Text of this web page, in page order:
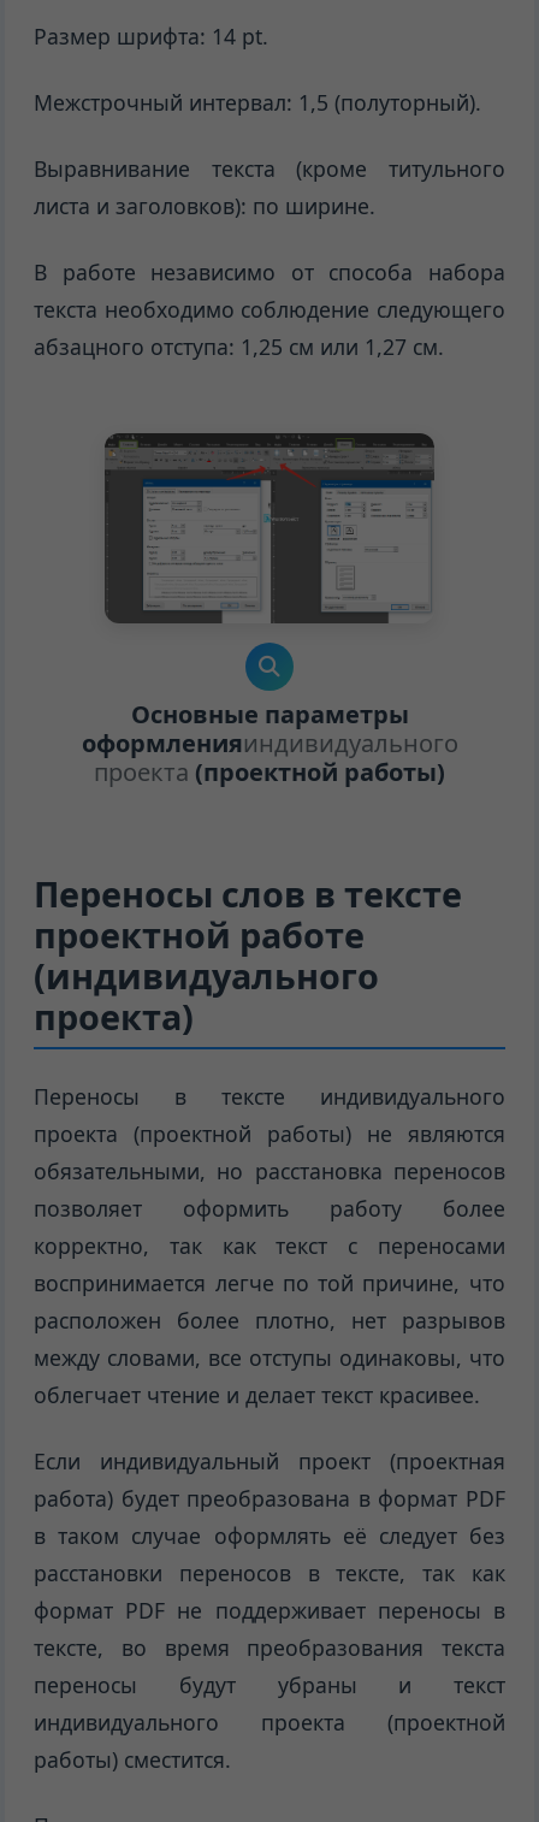
Размер шрифта: 14 pt.
Межстрочный интервал: 1,5 (полуторный).
Выравнивание текста (кроме титульного
листа и заголовков): по ширине.
В работе независимо от способа набора
текста необходимо соблюдение следующего
абзацного отступа: 1,25 см или 1,27 см.
Основные параметры
оформленияиндивидуального
проекта (проектной работы)
Переносы слов в тексте
проектной работе
(индивидуального
проекта)
Переносы в тексте индивидуального
проекта (проектной работы) не являются
обязательными, но расстановка переносов
позволяет оформить работу более
корректно, так как текст с переносами
воспринимается легче по той причине, что
расположен более плотно, нет разрывов
между словами, все отступы одинаковы, что
облегчает чтение и делает текст красивее.
Если индивидуальный проект (проектная
работа) будет преобразована в формат PDF
в таком случае оформлять её следует без
расстановки переносов в тексте, так как
формат PDF не поддерживает переносы в
тексте, во время преобразования текста
переносы будут убраны и текст
индивидуального проекта (проектной
работы) сместится.